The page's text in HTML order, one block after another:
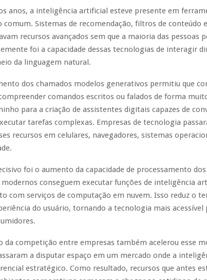
anos, a inteligência artificial esteve presente em
comum. Sistemas de recomendação, filtros de conteúdo
recursos avançados sem que a maioria das pessoas
foi a capacidade dessas tecnologias de interagir
da linguagem natural.
dos chamados modelos generativos permitiu que
comandos escritos ou falados de forma
para a criação de assistentes digitais capazes de
tarefas complexas. Empresas de tecnologia
recursos em celulares, navegadores, sistemas
foi o aumento da capacidade de processamento
conseguem executar funções de inteligência
com serviços de computação em nuvem. Isso reduz o
do usuário, tornando a tecnologia mais acessível
da competição entre empresas também acelerou esse
a disputar espaço em um mercado onde a
estratégico. Como resultado, recursos que antes